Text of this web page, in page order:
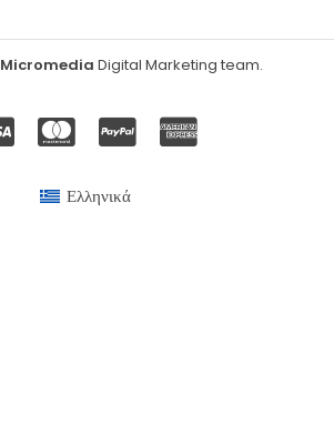
Micromedia Digital Marketing team.
Ελληνικά